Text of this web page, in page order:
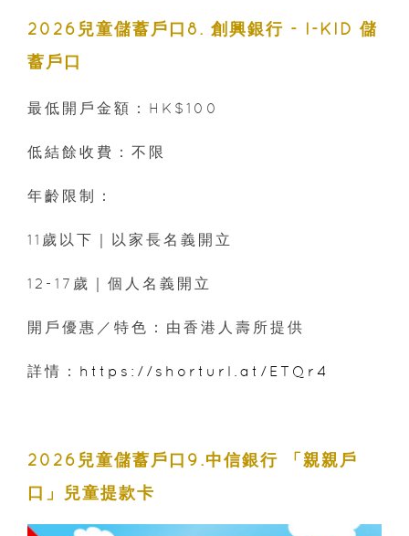
2026兒童儲蓄戶口8. 創興銀行 - I-KID 儲
蓄戶口
最低開戶金額：HK$100
低結餘收費：不限
年齡限制：
11歲以下｜以家長名義開立
12-17歲｜個人名義開立
開戶優惠／特色：由香港人壽所提供
詳情： https://shorturl.at/ETQr4
2026兒童儲蓄戶口9.中信銀行 「親親戶
口」兒童提款卡